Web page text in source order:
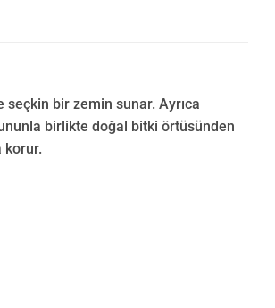
bir zemin sunar. Ayrıca
birlikte doğal bitki örtüsünden
korur.